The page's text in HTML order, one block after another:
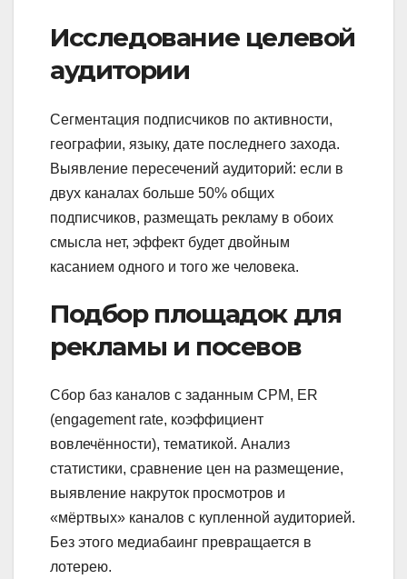
Исследование целевой
аудитории
Сегментация подписчиков по активности,
географии, языку, дате последнего захода.
Выявление пересечений аудиторий: если в
двух каналах больше 50% общих
подписчиков, размещать рекламу в обоих
смысла нет, эффект будет двойным
касанием одного и того же человека.
Подбор площадок для
рекламы и посевов
Сбор баз каналов с заданным CPM, ER
(engagement rate, коэффициент
вовлечённости), тематикой. Анализ
статистики, сравнение цен на размещение,
выявление накруток просмотров и
«мёртвых» каналов с купленной аудиторией.
Без этого медиабаинг превращается в
лотерею.